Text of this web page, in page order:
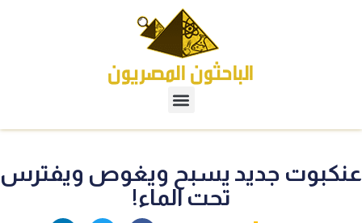
عنكبوت جديد يسبح ويغوص ويفترس
تحت الماء!